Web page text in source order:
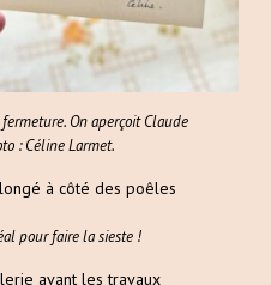
On aperçoit Claude
: Céline Larmet.
pour faire la sieste !